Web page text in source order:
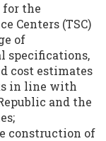
for the
Centers (TSC)
of
specifications,
cost estimates
in line with
and the
construction of